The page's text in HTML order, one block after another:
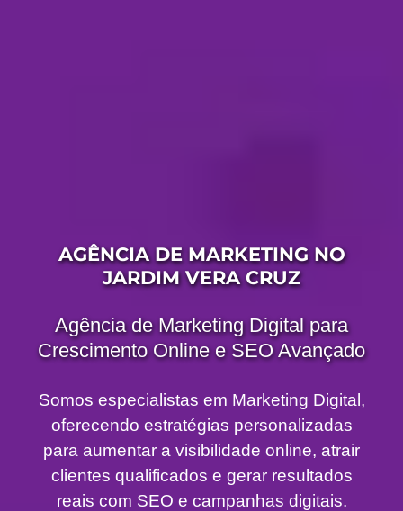
AGÊNCIA DE MARKETING NO
JARDIM VERA CRUZ
Agência de Marketing Digital para
Crescimento Online e SEO Avançado
Somos especialistas em Marketing Digital,
oferecendo estratégias personalizadas
para aumentar a visibilidade online, atrair
clientes qualificados e gerar resultados
reais com SEO e campanhas digitais.